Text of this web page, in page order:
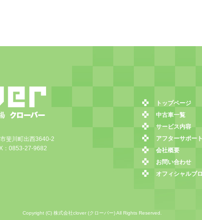
トップページ
中古車一覧
サービス内容
アフターサポー
会社概要
お問い合わせ
オフィシャルブ
斐川町出西3640-2
：0853-27-9682
Copyright (C) 株式会社clover (クローバー) All Rights Reserved.